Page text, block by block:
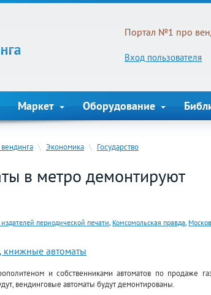
Портал №1 про
Вход пользователя
Маркет Оборудование
\ Экономика \ Государство
в метро демонтируют
периодической печати, Комсомольская правда,
книжные автоматы
и собственниками автоматов по продаже
вендинговые автоматы будут демонтированы.